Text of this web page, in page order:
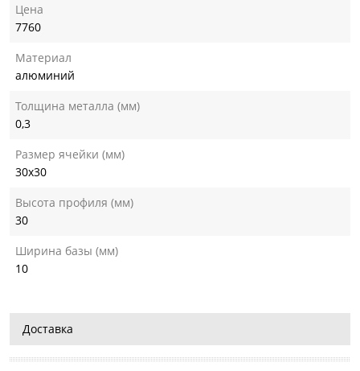
Цена
7760
Материал
алюминий
Толщина металла (мм)
0,3
Размер ячейки (мм)
30х30
Высота профиля (мм)
30
Ширина базы (мм)
10
Доставка